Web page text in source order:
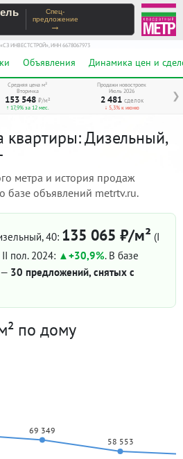
Спец-
предложение
→
ИНВЕСТСТРОЙ», ИНН 6678067973
Объявления Динамика цен и
❯
Средняя цена м²
Вторичка
153 548 ₽/м²
↑ 17,9% за 12 мес.
Продажи новостроек
Июль 2026
2 481 сделок
↓ 5,3% к июню
Дизельный,
метра и история продаж
базе объявлений metrtv.ru.
40: 135 065 ₽/м² (I
пол. 2024: +30,9%. В базе
— 30 предложений, снятых с
по дому
69 349
58 553